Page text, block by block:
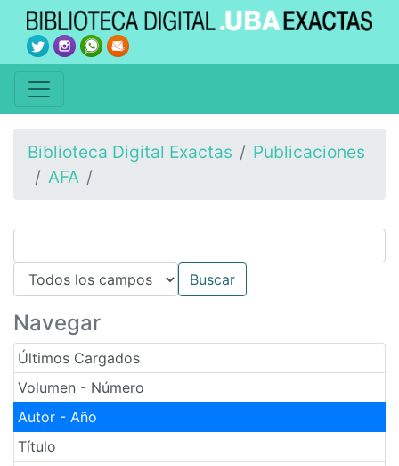
Biblioteca Digital Exactas
Publicaciones
AFA
Navegar
Últimos Cargados
Volumen - Número
Autor - Año
Título